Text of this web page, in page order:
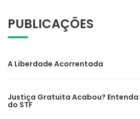
PUBLICAÇÕES
A Liberdade Acorrentada
Justiça Gratuita Acabou?
do STF